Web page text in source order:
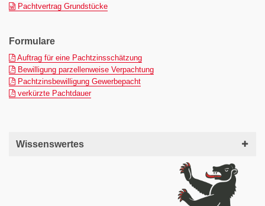
Pachtvertrag Grundstücke(docx)
Formulare
Auftrag für eine Pachtzinsschätzung(pdf)
Bewilligung parzellenweise Verpachtung(pdf)
Pachtzinsbewilligung Gewerbepacht(pdf)
verkürzte Pachtdauer(pdf)
Wissenswertes